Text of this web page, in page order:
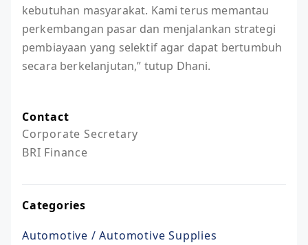
kebutuhan masyarakat. Kami terus memantau
perkembangan pasar dan menjalankan strategi
pembiayaan yang selektif agar dapat bertumbuh
secara berkelanjutan,” tutup Dhani.
Contact
Corporate Secretary
BRI Finance
Categories
Automotive / Automotive Supplies